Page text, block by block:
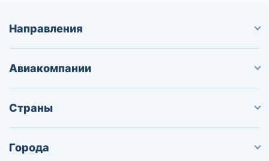
Направления
Авиакомпании
Страны
Города